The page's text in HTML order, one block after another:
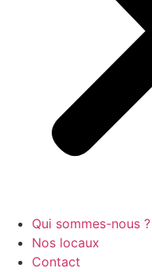
Qui sommes-nous ?
Nos locaux
Contact